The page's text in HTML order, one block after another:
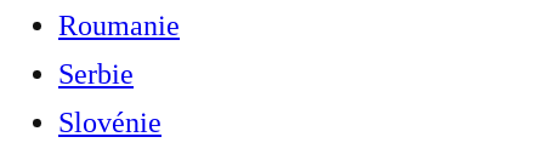
Roumanie
Serbie
Slovénie